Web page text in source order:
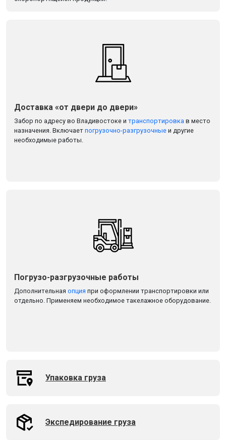
Доставка «от двери до двери»
Забор по адресу во Владивостоке и транспортировка в место
назначения. Включает погрузочно-разгрузочные и другие
необходимые работы.
Погрузо-разгрузочные работы
Дополнительная опция при оформлении транспортировки или
отдельно. Применяем необходимое такелажное оборудование.
Упаковка груза
Экспедирование груза